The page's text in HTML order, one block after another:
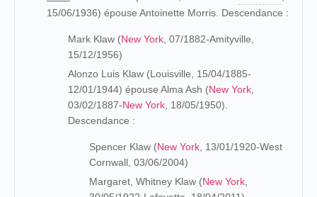
15/06/1936) épouse Antoinette Morris. Descendance :
Mark Klaw (New York , 07/1882-Amityville,
15/12/1956)
Alonzo Luis Klaw (Louisville, 15/04/1885-
12/01/1944) épouse Alma Ash (New York
03/02/1887-New York , 18/05/1950).
Descendance :
Spencer Klaw (New York , 13/01/1920-West
Cornwall, 03/06/2004)
Margaret, Whitney Klaw (New York